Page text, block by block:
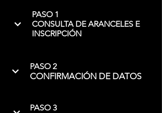
PASO 1
CONSULTA DE ARANCELES E
INSCRIPCIÓN
PASO 2
CONFIRMACIÓN DE DATOS
PASO 3